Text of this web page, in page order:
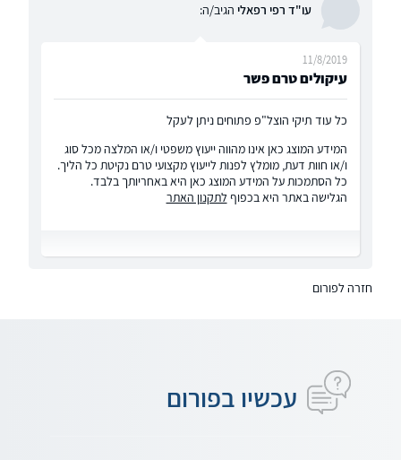
עו"ד רפי רפאלי הגיב/ה:
עיקולים טרם פשר
11/8/2019
כל עוד תיקי הוצל"פ פתוחים ניתן לעקל
המידע המוצג כאן אינו מהווה ייעוץ משפטי ו/או המלצה מכל סוג
ו/או חוות דעת, מומלץ לפנות לייעוץ מקצועי טרם נקיטת כל הליך.
כל הסתמכות על המידע המוצג כאן היא באחריותך בלבד.
הגלישה באתר היא בכפוף לתקנון האתר
חזרה לפורום
עכשיו בפורום